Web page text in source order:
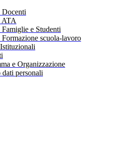
ATA
e Studenti
scuola-lavoro
e Organizzazione
dati personali